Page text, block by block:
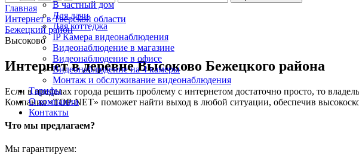
В частный дом
Для дачи
Для коттеджа
IP Камера видеонаблюдения
Видеонаблюдение в магазине
Видеонаблюдение в офисе
Видеонаблюдение на 4 камеры
Монтаж и обслуживание видеонаблюдения
Тарифы
О компании
Контакты
Главная
Интернет в Тверской области
Бежецкий район
Высоково
Интернет в деревне Высоково Бежецкого района
Если в пределах города решить проблему с интернетом достаточно просто, то
Компания «TOP-NET» поможет найти выход в любой ситуации, обеспечив
Что мы предлагаем?
Мы гарантируем: